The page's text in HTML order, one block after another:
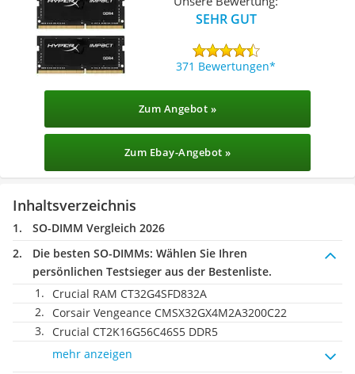
SEHR GUT
371 Bewertungen
Zum Angebot »
Zum Ebay-Angebot »
Inhaltsverzeichnis
SO-DIMM Vergleich 2026
Die besten SO-DIMMs: Wählen Sie Ihren
persönlichen Testsieger aus der Bestenliste.
Crucial RAM CT32G4SFD832A
Corsair Vengeance CMSX32GX4M2A3200C22
Crucial CT2K16G56C46S5 DDR5
mehr anzeigen